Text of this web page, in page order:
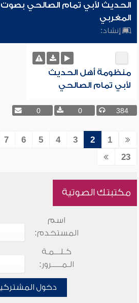
الحديث لأبي تمام الصالحي بصوت
المغربي
إنشاد:
منظومة أهل الحديث
لأبي تمام الصالحي
384
0
0
1
2
3
4
5
6
7
23
مكتبتك الصوتية
اسم
المستخدم:
كـلـــمـة
الـمـــــرور:
دخول